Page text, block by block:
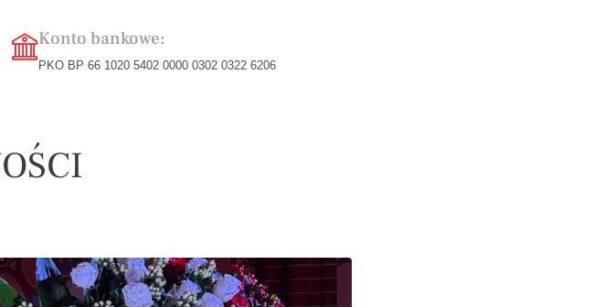
Konto bankowe:
PKO BP 66 1020 5402 0000 0302 0322 6206